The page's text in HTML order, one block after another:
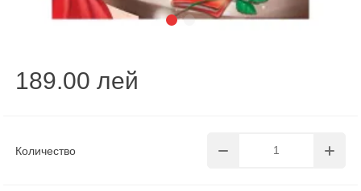
Количество
189.00 лей